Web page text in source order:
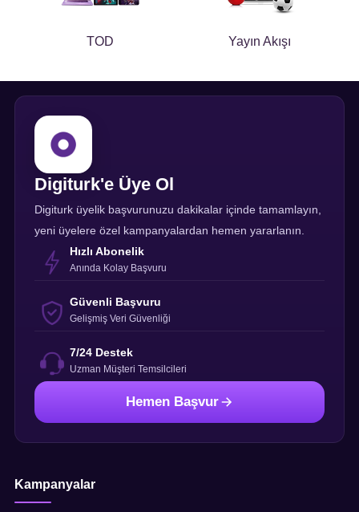
TOD Yayın Akışı
Digiturk'e Üye Ol
Digiturk üyelik başvurunuzu dakikalar içinde tamamlayın,
yeni üyelere özel kampanyalardan hemen yararlanın.
Hızlı Abonelik
Anında Kolay Başvuru
Güvenli Başvuru
Gelişmiş Veri Güvenliği
7/24 Destek
Uzman Müşteri Temsilcileri
Hemen Başvur
Kampanyalar